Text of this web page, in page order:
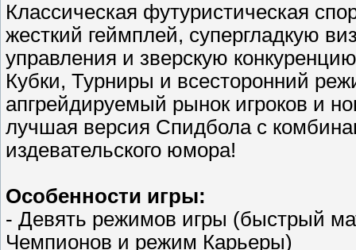
Классическая футуристическая
жесткий геймплей, супергладкую
управления и зверскую
Кубки, Турниры и всесторонний
апгрейдируемый рынок игроков и
лучшая версия Спидбола с
издевательского юмора!
Особенности игры:
- Девять режимов игры (быстрый
Чемпионов и режим Карьеры)